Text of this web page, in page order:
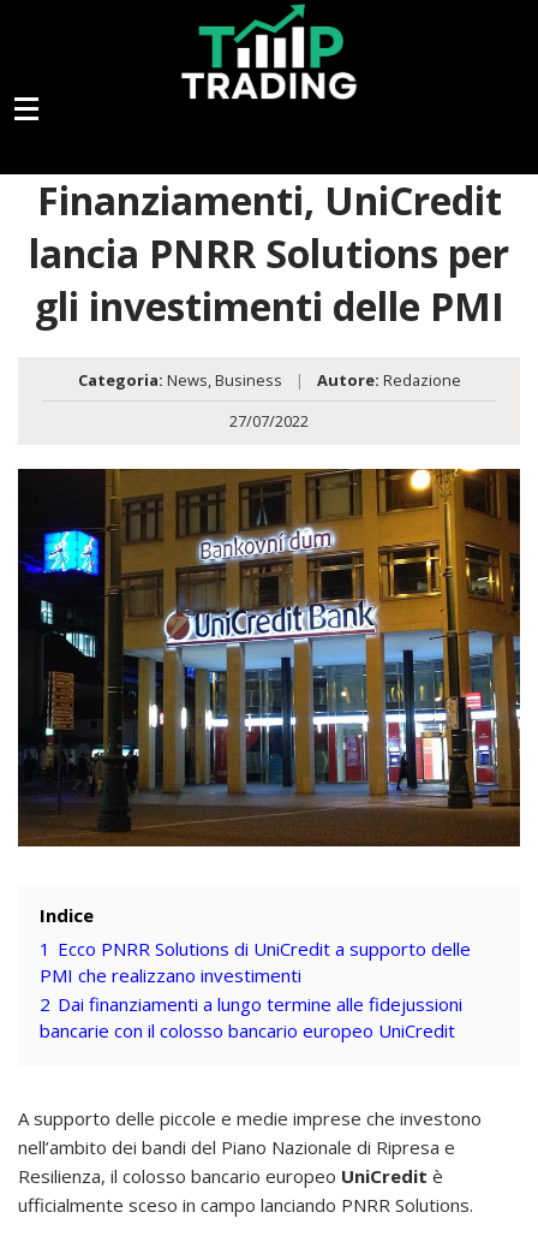
Finanziamenti, UniCredit
lancia PNRR Solutions per
gli investimenti delle PMI
Categoria: News,Business | Autore: Redazione
27/07/2022
Indice
1 Ecco PNRR Solutions di UniCredit a supporto delle
PMI che realizzano investimenti
2 Dai finanziamenti a lungo termine alle fidejussioni
bancarie con il colosso bancario europeo UniCredit
A supporto delle piccole e medie imprese che investono
nell’ambito dei bandi del Piano Nazionale di Ripresa e
Resilienza, il colosso bancario europeo UniCredit è
ufficialmente sceso in campo lanciando PNRR Solutions.